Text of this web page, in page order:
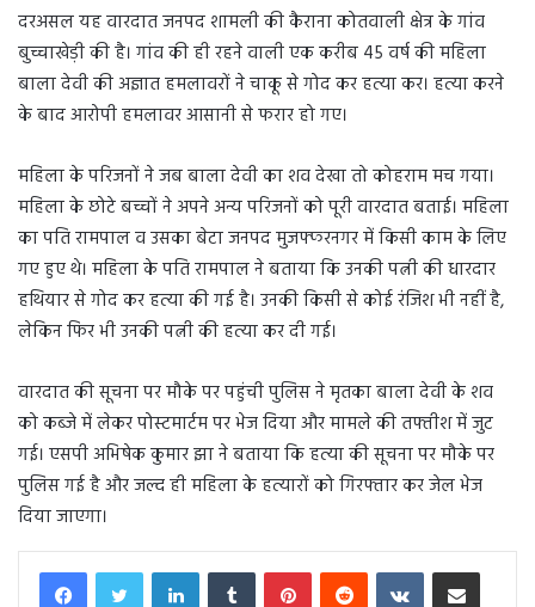
दरअसल यह वारदात जनपद शामली की कैराना कोतवाली क्षेत्र के गांव
बुच्चाखेड़ी की है। गांव की ही रहने वाली एक करीब 45 वर्ष की महिला
बाला देवी की अज्ञात हमलावरों ने चाकू से गोद कर हत्या कर। हत्या करने
के बाद आरोपी हमलावर आसानी से फरार हो गए।
महिला के परिजनों ने जब बाला देवी का शव देखा तो कोहराम मच गया।
महिला के छोटे बच्चों ने अपने अन्य परिजनों को पूरी वारदात बताई। महिला
का पति रामपाल व उसका बेटा जनपद मुजफ्फरनगर में किसी काम के लिए
गए हुए थे। महिला के पति रामपाल ने बताया कि उनकी पत्नी की धारदार
हथियार से गोद कर हत्या की गई है। उनकी किसी से कोई रंजिश भी नहीं है,
लेकिन फिर भी उनकी पत्नी की हत्या कर दी गई।
वारदात की सूचना पर मौके पर पहुंची पुलिस ने मृतका बाला देवी के शव
को कब्जे में लेकर पोस्टमार्टम पर भेज दिया और मामले की तफ्तीश में जुट
गई। एसपी अभिषेक कुमार झा ने बताया कि हत्या की सूचना पर मौके पर
पुलिस गई है और जल्द ही महिला के हत्यारों को गिरफ्तार कर जेल भेज
दिया जाएगा।
LinkedInTumblr PinterestReddit VKontakteShare via Email